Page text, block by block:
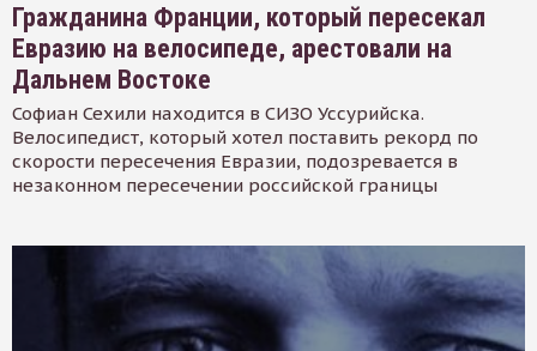
Гражданина Франции, который пересекал
Евразию на велосипеде, арестовали на
Дальнем Востоке
Софиан Сехили находится в СИЗО Уссурийска.
Велосипедист, который хотел поставить рекорд по
скорости пересечения Евразии, подозревается в
незаконном пересечении российской границы